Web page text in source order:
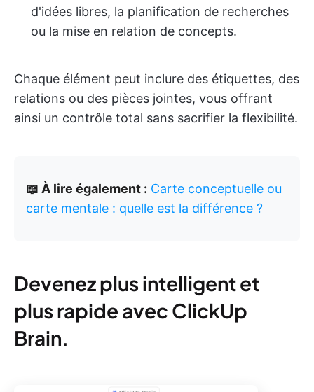
d'idées libres, la planification de recherches
ou la mise en relation de concepts.
Chaque élément peut inclure des étiquettes, des
relations ou des pièces jointes, vous offrant
ainsi un contrôle total sans sacrifier la flexibilité.
📖 À lire également : Carte conceptuelle ou
carte mentale : quelle est la différence ?
Devenez plus intelligent et
plus rapide avec ClickUp
Brain.